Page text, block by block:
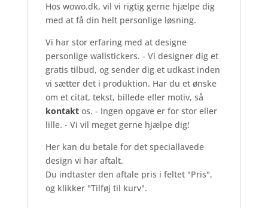
Hos wowo.dk, vil vi rigtig gerne hjælpe dig
med at få din helt personlige løsning.
Vi har stor erfaring med at designe
personlige wallstickers. - Vi designer dig et
gratis tilbud, og sender dig et udkast inden
vi sætter det i produktion. Har du et ønske
om et citat, tekst, billede eller motiv, så
kontaktos. - Ingen opgave er for stor eller
lille. - Vi vil meget gerne hjælpe dig!
Her kan du betale for det speciallavede
design vi har aftalt.
Du indtaster den aftale pris i feltet "Pris",
og klikker "Tilføj til kurv".